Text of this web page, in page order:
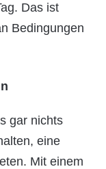
Das ist
Bedingungen
gar nichts
eine
Mit einem